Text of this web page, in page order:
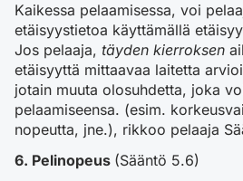
Kaikessa pelaamisessa, voi
etäisyystietoa käyttämällä
Jos pelaaja, täyden kierroksen
etäisyyttä mittaavaa laitetta
jotain muuta olosuhdetta, joka
pelaamiseensa. (esim.
nopeutta, jne.), rikkoo pelaaja
6. Pelinopeus (Sääntö 5.6)